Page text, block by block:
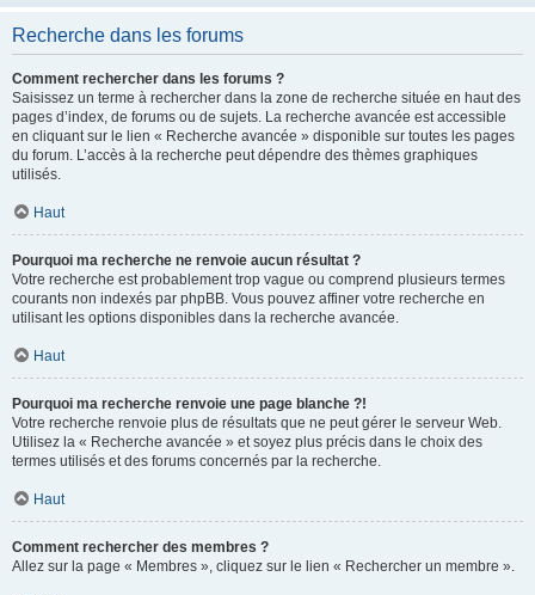
Recherche dans les forums
Comment rechercher dans les forums ?
Saisissez un terme à rechercher dans la zone de recherche située en haut des
pages d’index, de forums ou de sujets. La recherche avancée est accessible
en cliquant sur le lien « Recherche avancée » disponible sur toutes les pages
du forum. L’accès à la recherche peut dépendre des thèmes graphiques
utilisés.
Haut
Pourquoi ma recherche ne renvoie aucun résultat ?
Votre recherche est probablement trop vague ou comprend plusieurs termes
courants non indexés par phpBB. Vous pouvez affiner votre recherche en
utilisant les options disponibles dans la recherche avancée.
Haut
Pourquoi ma recherche renvoie une page blanche ?!
Votre recherche renvoie plus de résultats que ne peut gérer le serveur Web.
Utilisez la « Recherche avancée » et soyez plus précis dans le choix des
termes utilisés et des forums concernés par la recherche.
Haut
Comment rechercher des membres ?
Allez sur la page « Membres », cliquez sur le lien « Rechercher un membre ».